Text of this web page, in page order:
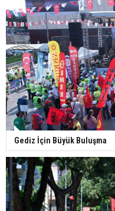
Gediz İçin Büyük Buluşma